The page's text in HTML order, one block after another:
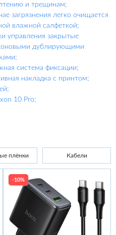
и трещинам;
загрязнения легко очищается
влажной салфеткой;
управления закрытые
дублирующими
система фиксации;
накладка с принтом;
10 Pro;
плёнки Кабели
-10%